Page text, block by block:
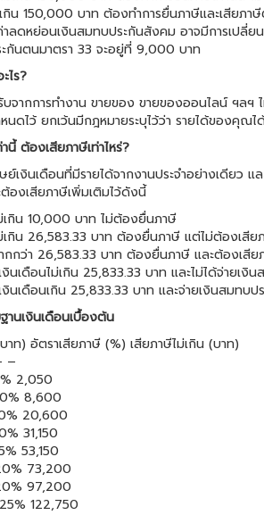
กิน 150,000 บาท ต้องทำการยื่นภาษีและเสียภา
าลดหย่อนเงินสมทบประกันสังคม อาจมีการเป
กันตนมาตรา 33 จะอยู่ที่ 9,000 บาท
ไร?
บจากการทำงาน ขายของ ขายของออนไลน์ ฯล
นดไว้ ยกเว้นมีกฎหมายระบุไว้ว่า รายได้ของคุณไ
นี้ ต้องเสียภาษีเท่าไหร่?
ย์เงินเดือนที่มีรายได้จากงานประจำอย่างเดียว
องเสียภาษีเพิ่มเติมไว้ดังนี้
เกิน 10,000 บาท ไม่ต้องยื่นภาษี
เกิน 26,583.33 บาท ต้องยื่นภาษี แต่ไม่ต้องเสีย
กกว่า 26,583.33 บาท ต้องยื่นภาษี และต้องเสีย
นเดือนไม่เกิน 25,833.33 บาท และไม่ได้จ่ายเ
นเดือนเกิน 25,833.33 บาท และจ่ายเงินสมทบ
านเงินเดือนเบื้องต้น
าท) อัตราเสียภาษี (%) เสียภาษีไม่เกิน (บาท)
–
2,050
8,600
20,600
31,150
53,150
73,200
97,200
122,750